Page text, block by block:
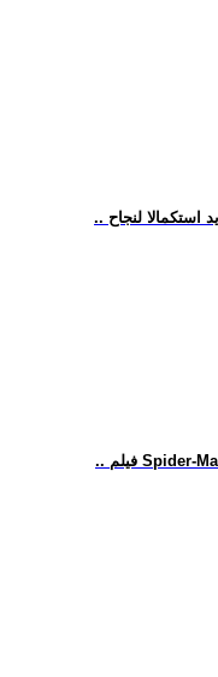
استكمالا لنجاح